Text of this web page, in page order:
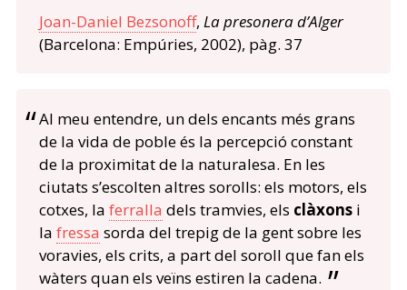
Joan-Daniel Bezsonoff, La presonera d’Alger
(Barcelona: Empúries, 2002), pàg. 37
Al meu entendre, un dels encants més grans
de la vida de poble és la percepció constant
de la proximitat de la naturalesa. En les
ciutats s’escolten altres sorolls: els motors, els
cotxes, la ferralla dels tramvies, els clàxonsi
la fressa sorda del trepig de la gent sobre les
voravies, els crits, a part del soroll que fan els
wàters quan els veïns estiren la cadena.